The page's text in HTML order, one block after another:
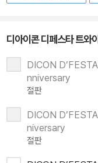
디아이콘 디페스타 트와
DICON
nniversary
절판
DICON
niversary
절판